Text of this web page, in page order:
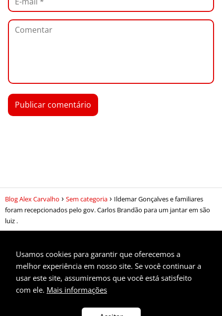
Blog Alex Carvalho Sem categoria
Ildemar Gonçalves e familiares
foram recepcionados pelo gov. Carlos Brandão para um jantar em são
luiz .
Privacidade
Usamos cookies para garantir que oferecemos a
melhor experiência em nosso site. Se você continuar a
usar este site, assumiremos que você está satisfeito
com ele. Mais informações